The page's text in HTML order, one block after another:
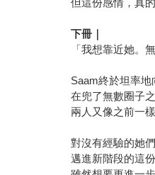
下冊｜
「我想靠近她。
Saam終於坦率地
在兜了無數圈子
兩人又像之前一
對沒有經驗的她
邁進新階段的這